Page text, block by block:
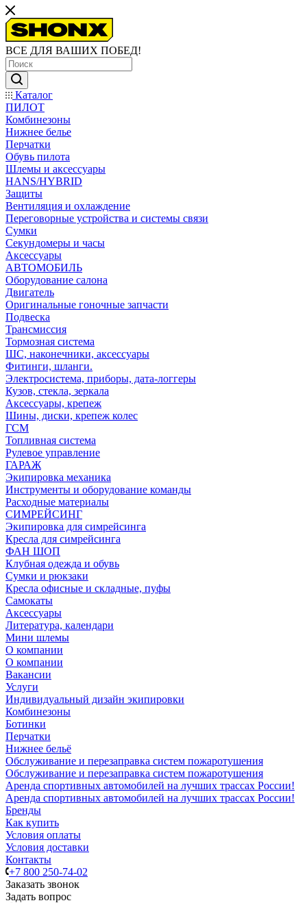
ВСЕ ДЛЯ ВАШИХ ПОБЕД!
Каталог
ПИЛОТ
Комбинезоны
Нижнее белье
Перчатки
Обувь пилота
Шлемы и аксессуары
HANS/HYBRID
Защиты
Вентиляция и охлаждение
Переговорные устройства и системы связи
Сумки
Секундомеры и часы
Аксессуары
АВТОМОБИЛЬ
Оборудование салона
Двигатель
Оригинальные гоночные запчасти
Подвеска
Трансмиссия
Тормозная система
ШС, наконечники, аксессуары
Фитинги, шланги.
Электросистема, приборы, дата-логгеры
Кузов, стекла, зеркала
Аксессуары, крепеж
Шины, диски, крепеж колес
ГСМ
Топливная система
Рулевое управление
ГАРАЖ
Экипировка механика
Инструменты и оборудование команды
Расходные материалы
СИМРЕЙСИНГ
Экипировка для симрейсинга
Кресла для симрейсинга
ФАН ШОП
Клубная одежда и обувь
Сумки и рюкзаки
Кресла офисные и складные, пуфы
Самокаты
Аксессуары
Литература, календари
Мини шлемы
О компании
О компании
Вакансии
Услуги
Индивидуальный дизайн экипировки
Комбинезоны
Ботинки
Перчатки
Нижнее бельё
Обслуживание и перезаправка систем пожаротушения
Обслуживание и перезаправка систем пожаротушения
Аренда спортивных автомобилей на лучших трассах России!
Аренда спортивных автомобилей на лучших трассах России!
Бренды
Как купить
Условия оплаты
Условия доставки
Контакты
+7 800 250-74-02
Заказать звонок
Задать вопрос